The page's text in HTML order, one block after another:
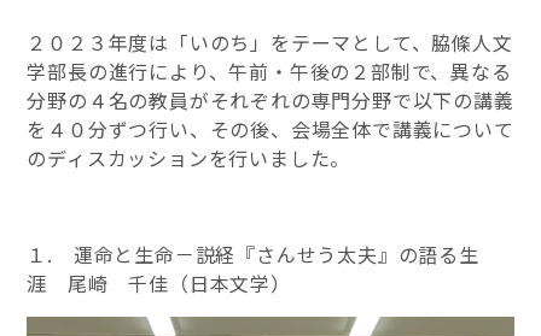
２０２３年度は「いのち」をテーマとして、脇條人文
学部長の進行により、午前・午後の２部制で、異なる
分野の４名の教員がそれぞれの専門分野で以下の講義
を４０分ずつ行い、その後、会場全体で講義について
のディスカッションを行いました。
１. 運命と生命－説経『さんせう太夫』の語る生
涯 尾崎 千佳（日本文学）